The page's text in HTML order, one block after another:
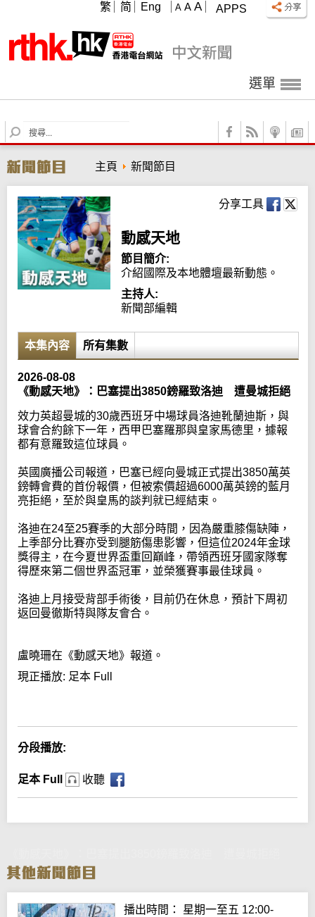
APPS
A A A
繁 简 Eng
選單
S
e
r
c
h
主頁 新聞節目
分享工具
動感天地
節目簡介:
介紹國際及本地體壇最新動態。
主持人:
新聞部編輯
本集內容 所有集數
2026-08-08
《動感天地》：巴塞提出3850鎊羅致洛迪 遭曼城拒絕
效力英超曼城的30歲西班牙中場球員洛迪靴蘭迪斯，與
球會合約餘下一年，西甲巴塞羅那與皇家馬德里，據報
都有意羅致這位球員。
英國廣播公司報道，巴塞已經向曼城正式提出3850萬英
鎊轉會費的首份報價，但被索價超過6000萬英鎊的藍月
亮拒絕，至於與皇馬的談判就已經結束。
洛迪在24至25賽季的大部分時間，因為嚴重膝傷缺陣，
上季部分比賽亦受到腿筋傷患影響，但這位2024年金球
獎得主，在今夏世界盃重回巔峰，帶領西班牙國家隊奪
得歷來第二個世界盃冠軍，並榮獲賽事最佳球員。
洛迪上月接受背部手術後，目前仍在休息，預計下周初
返回曼徹斯特與隊友會合。
盧曉珊在《動感天地》報道。
現正播放: 足本 Full
分段播放:
足本 Full 收聽
播出時間： 星期一至五 12:00-